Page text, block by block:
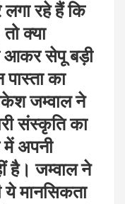
रहे हैं कि
क्या
आकर सेपू बड़ी
का
जम्वाल ने
संस्कृति का
में अपनी
है। जम्वाल ने
मानसिकता